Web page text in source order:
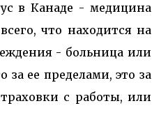
в Канаде - медицина
что находится на
- больница или
за ее пределами, это за
с работы, или